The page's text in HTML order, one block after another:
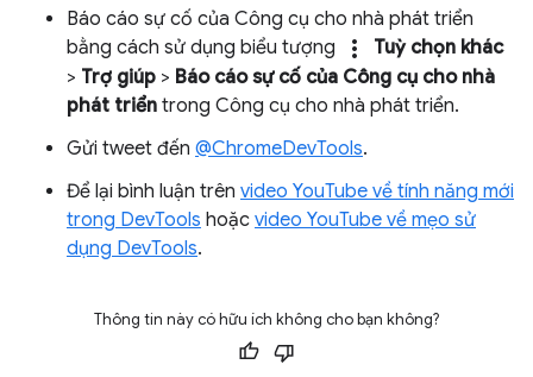
Báo cáo sự cố của Công cụ cho nhà phát triển
bằng cách sử dụng biểu tượng
more_vert
Tuỳ chọn khác
> Trợ giúp > Báo cáo sự cố của Công cụ cho nhà
phát triển trong Công cụ cho nhà phát triển.
Gửi tweet đến @ChromeDevTools.
Để lại bình luận trên video YouTube về tính năng mới
trong DevTools hoặc video YouTube về mẹo sử
dụng DevTools.
Thông tin này có hữu ích không cho bạn không?